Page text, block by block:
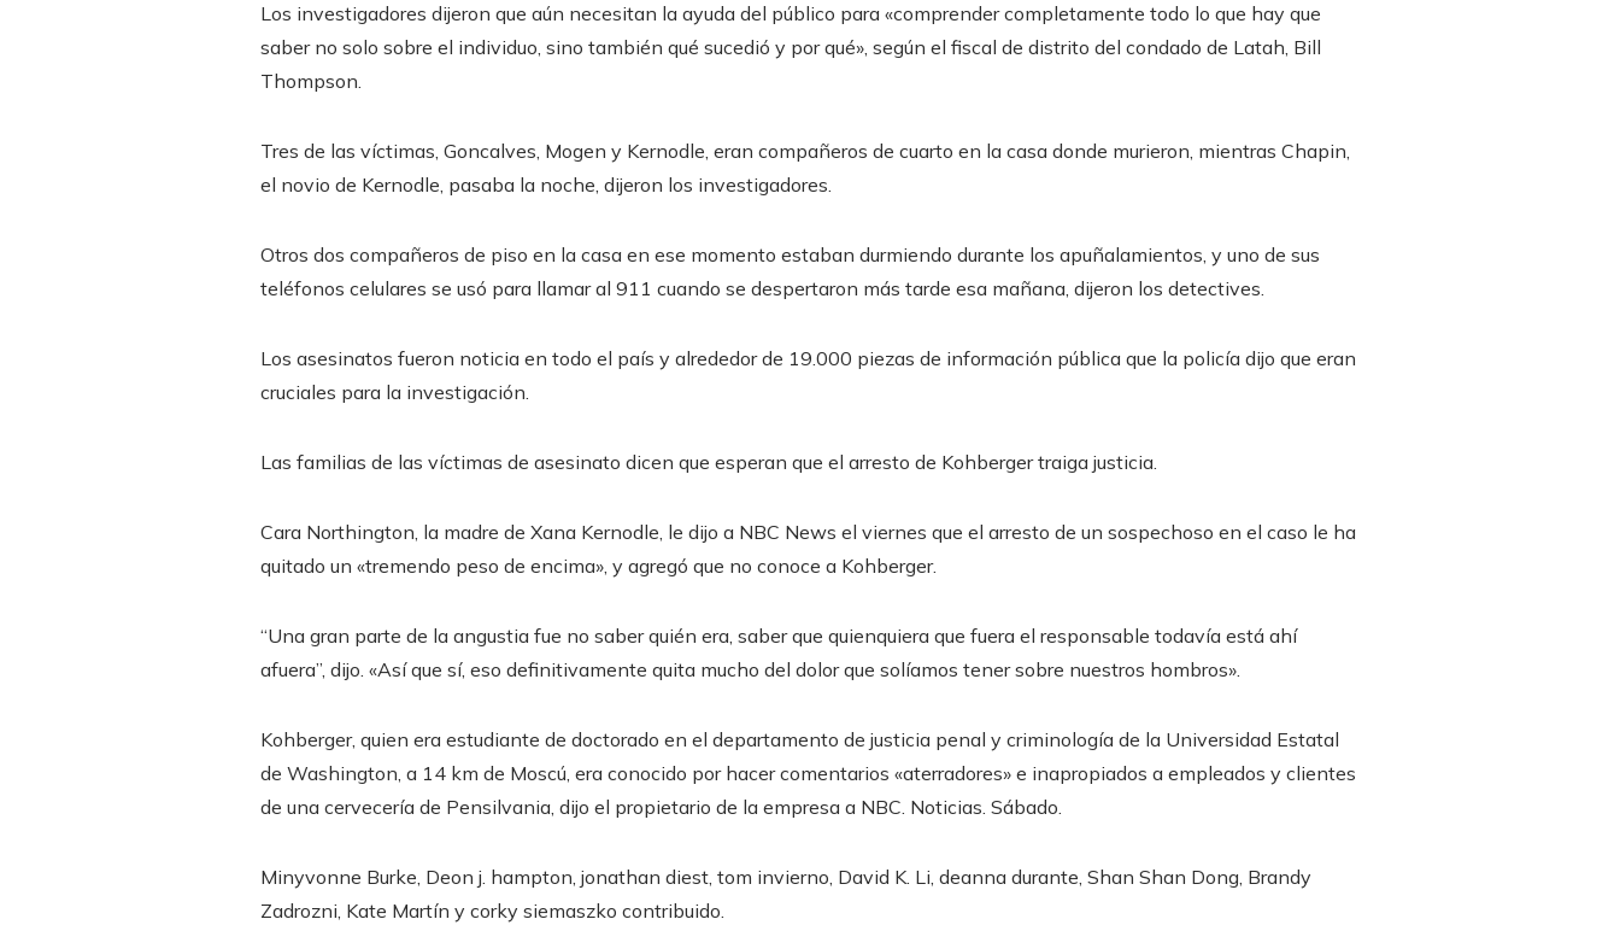
Los investigadores dijeron que aún necesitan la ayuda del público para «comprender completamente todo lo que hay que
saber no solo sobre el individuo, sino también qué sucedió y por qué», según el fiscal de distrito del condado de Latah, Bill
Thompson.
Tres de las víctimas, Goncalves, Mogen y Kernodle, eran compañeros de cuarto en la casa donde murieron, mientras Chapin,
el novio de Kernodle, pasaba la noche, dijeron los investigadores.
Otros dos compañeros de piso en la casa en ese momento estaban durmiendo durante los apuñalamientos, y uno de sus
teléfonos celulares se usó para llamar al 911 cuando se despertaron más tarde esa mañana, dijeron los detectives.
Los asesinatos fueron noticia en todo el país y alrededor de 19.000 piezas de información pública que la policía dijo que eran
cruciales para la investigación.
Las familias de las víctimas de asesinato dicen que esperan que el arresto de Kohberger traiga justicia.
Cara Northington, la madre de Xana Kernodle, le dijo a NBC News el viernes que el arresto de un sospechoso en el caso le ha
quitado un «tremendo peso de encima», y agregó que no conoce a Kohberger.
“Una gran parte de la angustia fue no saber quién era, saber que quienquiera que fuera el responsable todavía está ahí
afuera”, dijo. «Así que sí, eso definitivamente quita mucho del dolor que solíamos tener sobre nuestros hombros».
Kohberger, quien era estudiante de doctorado en el departamento de justicia penal y criminología de la Universidad Estatal
de Washington, a 14 km de Moscú, era conocido por hacer comentarios «aterradores» e inapropiados a empleados y clientes
de una cervecería de Pensilvania, dijo el propietario de la empresa a NBC. Noticias. Sábado.
Minyvonne Burke, Deon j. hampton, jonathan diest, tom invierno, David K. Li, deanna durante, Shan Shan Dong, Brandy
Zadrozni, Kate Martín y corky siemaszko contribuido.